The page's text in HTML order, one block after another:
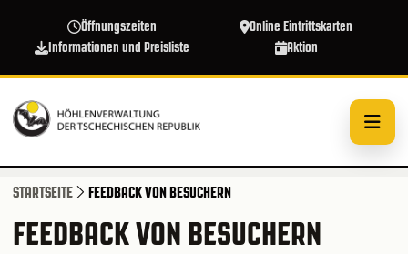
Öffnungszeiten
Online Eintrittskarten
Informationen und Preisliste
Aktion
STARTSEITE FEEDBACK VON BESUCHERN
FEEDBACK VON BESUCHERN